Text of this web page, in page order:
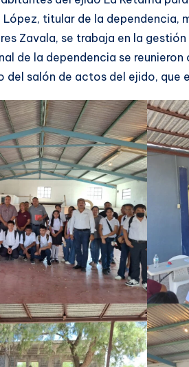
López, titular de la
Zavala, se trabaja en la
de la dependencia se
salón de actos del ejido, que